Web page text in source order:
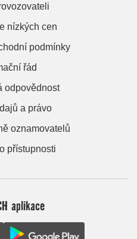
nízkých cen
podmínky
řád
odpovědnost
a právo
oznamovatelů
přístupnosti
aplikace